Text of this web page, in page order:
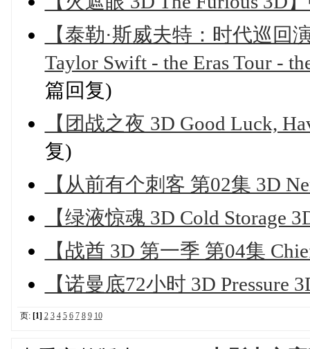
【泰勒·斯威夫特：时代巡回
Taylor Swift - the Eras Tour -
篇回复)
【团战之夜 3D Good Luck,
复)
【从前有个刺客 第02集 3D
【绿液惊魂 3D Cold Storage
【战酋 3D 第一季 第04集
【诺曼底72小时 3D Pressure
页: [1] 2 3 4 5 6 7 8 9 10